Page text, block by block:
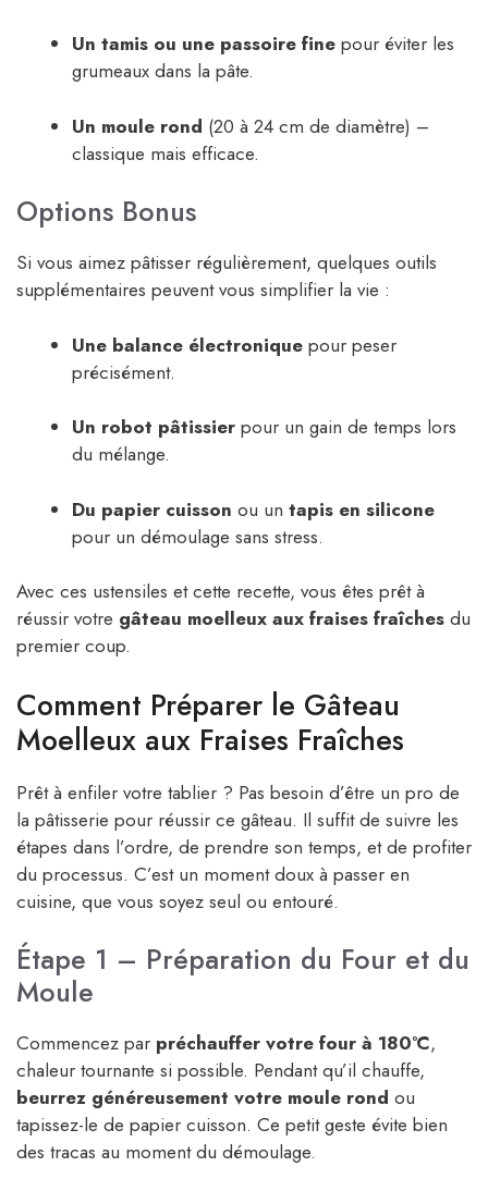
Un tamis ou une passoire fine pour éviter les
grumeaux dans la pâte.
Un moule rond (20 à 24 cm de diamètre) –
classique mais efficace.
Options Bonus
Si vous aimez pâtisser régulièrement, quelques outils
supplémentaires peuvent vous simplifier la vie :
Une balance électronique pour peser
précisément.
Un robot pâtissier pour un gain de temps lors
du mélange.
Du papier cuisson ou un tapis en silicone
pour un démoulage sans stress.
Avec ces ustensiles et cette recette, vous êtes prêt à
réussir votre gâteau moelleux aux fraises fraîches du
premier coup.
Comment Préparer le Gâteau
Moelleux aux Fraises Fraîches
Prêt à enfiler votre tablier ? Pas besoin d’être un pro de
la pâtisserie pour réussir ce gâteau. Il suffit de suivre les
étapes dans l’ordre, de prendre son temps, et de profiter
du processus. C’est un moment doux à passer en
cuisine, que vous soyez seul ou entouré.
Étape 1 – Préparation du Four et du
Moule
Commencez par préchauffer votre four à 180°C,
chaleur tournante si possible. Pendant qu’il chauffe,
beurrez généreusement votre moule rond ou
tapissez-le de papier cuisson. Ce petit geste évite bien
des tracas au moment du démoulage.